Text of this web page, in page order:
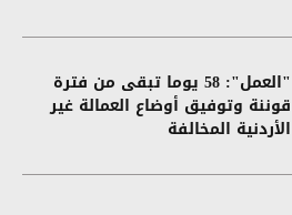
"العمل": 58 يوما تبقى من فترة
قوننة وتوفيق أوضاع العمالة غير
الأردنية المخالفة